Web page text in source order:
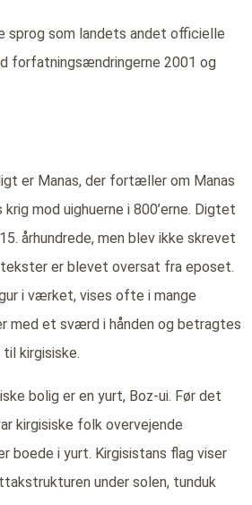
sprog som landets andet officielle
forfatningsændringerne 2001 og
er Manas, der fortæller om Manas
mod uighuerne i 800’erne. Digtet
århundrede, men blev ikke skrevet
er blevet oversat fra eposet.
i værket, vises ofte i mange
med et sværd i hånden og betragtes
kirgisiske.
bolig er en yurt, Boz-ui. Før det
kirgisiske folk overvejende
boede i yurt. Kirgisistans flag viser
under solen, tunduk